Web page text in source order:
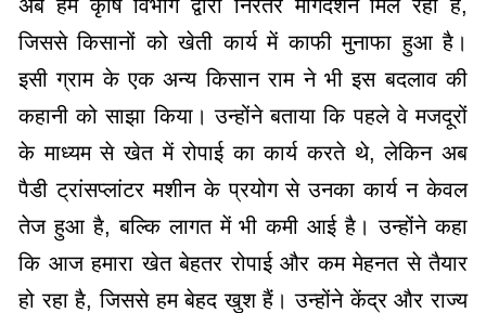
अब हम कृषि विभाग द्वारा निरंतर मार्गदर्शन मिल रहा है,
जिससे किसानों को खेती कार्य में काफी मुनाफा हुआ है।
इसी ग्राम के एक अन्य किसान राम ने भी इस बदलाव की
कहानी को साझा किया। उन्होंने बताया कि पहले वे मजदूरों
के माध्यम से खेत में रोपाई का कार्य करते थे, लेकिन अब
पैडी ट्रांसप्लांटर मशीन के प्रयोग से उनका कार्य न केवल
तेज हुआ है, बल्कि लागत में भी कमी आई है। उन्होंने कहा
कि आज हमारा खेत बेहतर रोपाई और कम मेहनत से तैयार
हो रहा है, जिससे हम बेहद खुश हैं। उन्होंने केंद्र और राज्य